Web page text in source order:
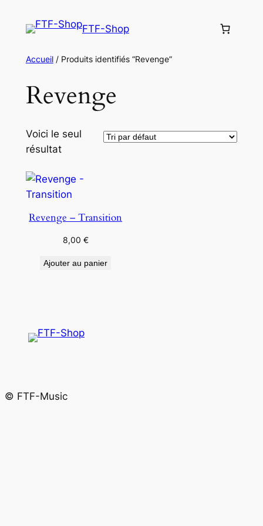
FTF-Shop
Accueil/ Produits identifiés “Revenge”
Revenge
Voici le seul
résultat
Revenge – Transition
8,00 €
Ajouter au panier
© FTF-Music